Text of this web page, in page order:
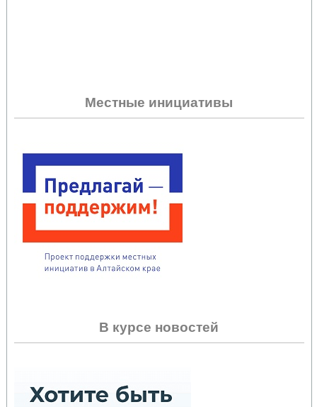
Местные инициативы
В курсе новостей